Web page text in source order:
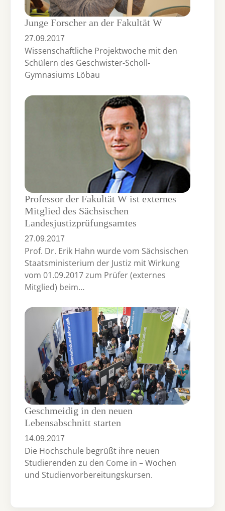
Junge Forscher an der Fakultät W
27.09.2017
Wissenschaftliche Projektwoche mit den
Schülern des Geschwister-Scholl-
Gymnasiums Löbau
Professor der Fakultät W ist externes
Mitglied des Sächsischen
Landesjustizprüfungsamtes
27.09.2017
Prof. Dr. Erik Hahn wurde vom Sächsischen
Staatsministerium der Justiz mit Wirkung
vom 01.09.2017 zum Prüfer (externes
Mitglied) beim…
Geschmeidig in den neuen
Lebensabschnitt starten
14.09.2017
Die Hochschule begrüßt ihre neuen
Studierenden zu den Come in – Wochen
und Studienvorbereitungskursen.